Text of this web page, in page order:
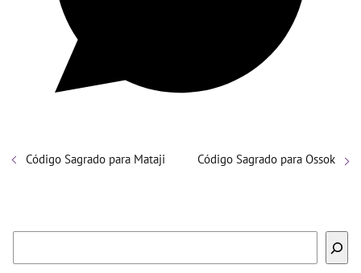
Código Sagrado para Mataji Código Sagrado para Ossok